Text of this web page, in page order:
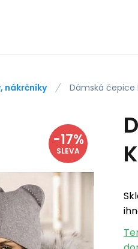
nákrčníky Dámská čepice
-17%
SLEVA